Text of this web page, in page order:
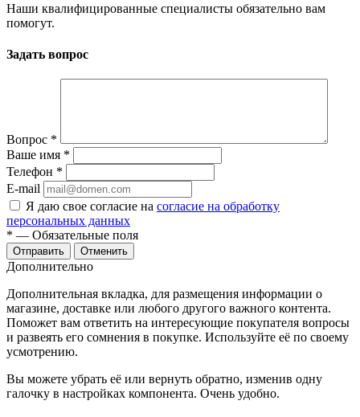
Наши квалифицированные специалисты обязательно вам
помогут.
Задать вопрос
Вопрос *
Ваше имя *
Телефон *
E-mail
Я даю свое согласие на согласие на обработку
персональных данных
* — Обязательные поля
Отменить
Дополнительно
Дополнительная вкладка, для размещения информации о
магазине, доставке или любого другого важного контента.
Поможет вам ответить на интересующие покупателя вопросы
и развеять его сомнения в покупке. Используйте её по своему
усмотрению.
Вы можете убрать её или вернуть обратно, изменив одну
галочку в настройках компонента. Очень удобно.